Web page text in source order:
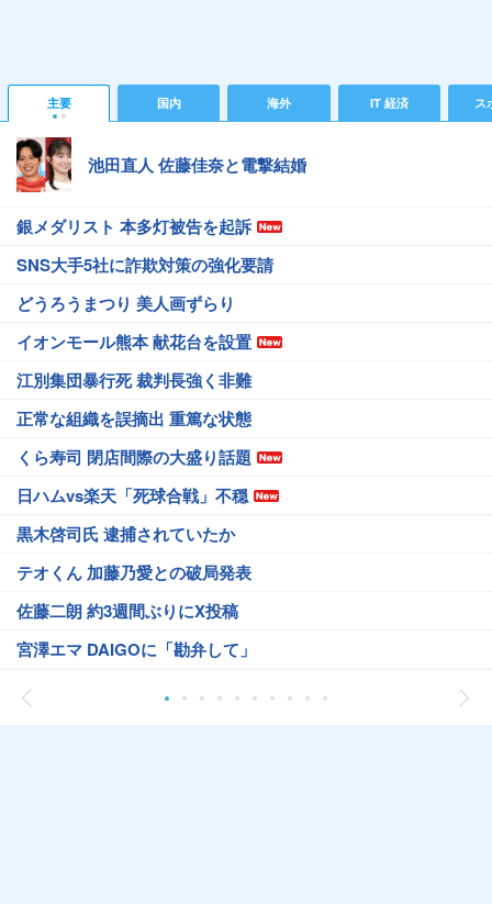
主要 国内 海外 IT 経済 ス
池田直人 佐藤佳奈と電撃結婚
銀メダリスト 本多灯被告を起訴
SNS大手5社に詐欺対策の強化要請
どうろうまつり 美人画ずらり
イオンモール熊本 献花台を設置
江別集団暴行死 裁判長強く非難
正常な組織を誤摘出 重篤な状態
くら寿司 閉店間際の大盛り話題
日ハムvs楽天「死球合戦」不穏
黒木啓司氏 逮捕されていたか
テオくん 加藤乃愛との破局発表
佐藤二朗 約3週間ぶりにX投稿
宮澤エマ DAIGOに「勘弁して」